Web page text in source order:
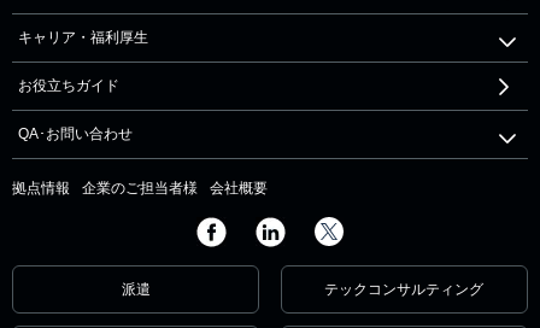
キャリア・福利厚生
お役立ちガイド
QA･お問い合わせ
拠点情報 企業のご担当者様 会社概要
派遣 テックコンサルティング